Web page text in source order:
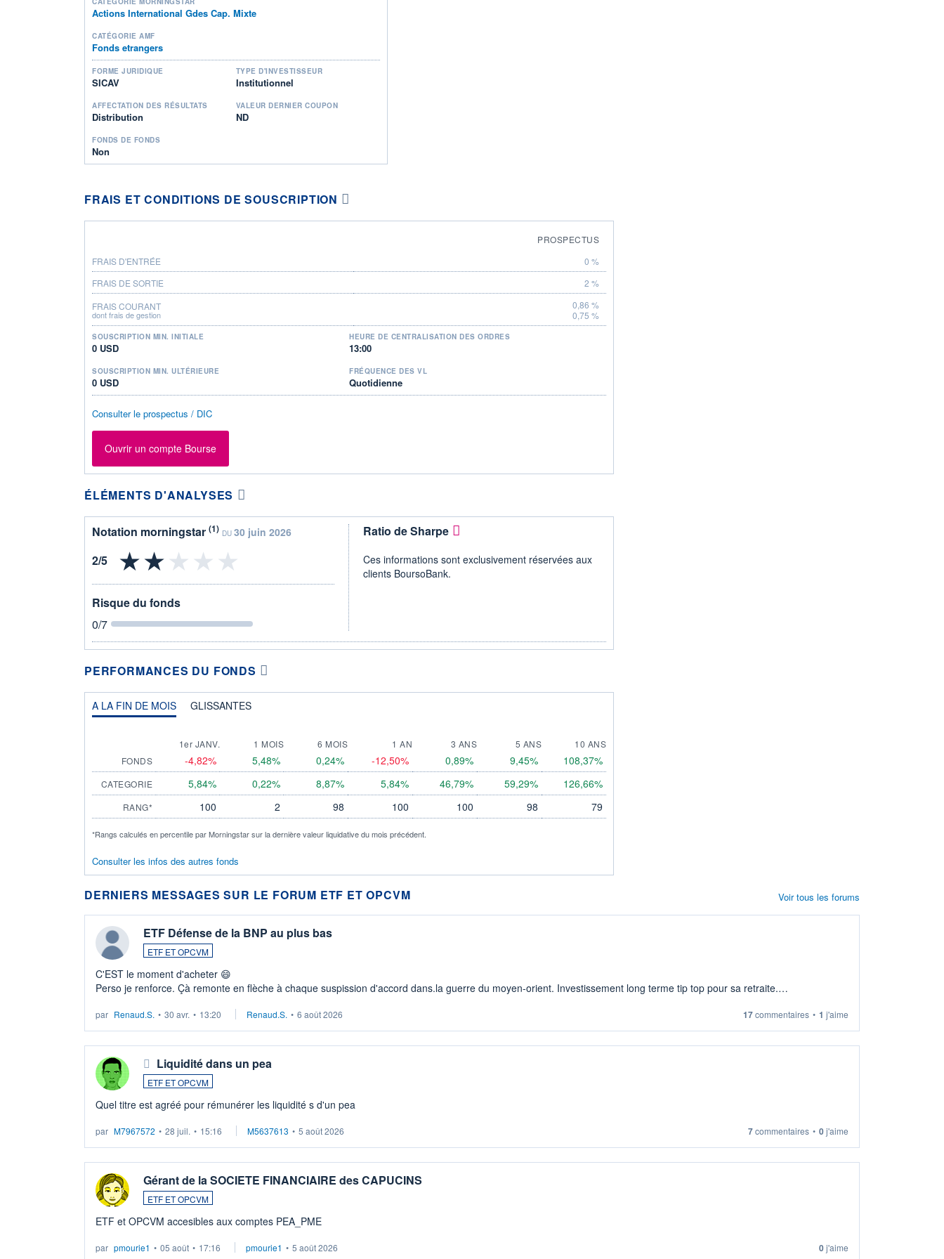
Actions International Gdes Cap. Mixte
CATÉGORIE AMF
Fonds etrangers
FORME JURIDIQUE
SICAV
TYPE D'INVESTISSEUR
Institutionnel
AFFECTATION DES RÉSULTATS
Distribution
VALEUR DERNIER COUPON
ND
FONDS DE FONDS
Non
FRAIS ET CONDITIONS DE SOUSCRIPTION
PROSPECTUS
FRAIS D'ENTRÉE
0 %
FRAIS DE SORTIE
2 %
FRAIS COURANT
dont frais de gestion
0,86 %
0,75 %
SOUSCRIPTION MIN. INITIALE
0 USD
HEURE DE CENTRALISATION DES ORDRES
13:00
SOUSCRIPTION MIN. ULTÉRIEURE
0 USD
FRÉQUENCE DES VL
Quotidienne
Consulter le prospectus / DIC
Ouvrir un compte Bourse
ÉLÉMENTS D'ANALYSES
Notation morningstar (1) DU 30 juin 2026
Risque du fonds
0/7
Ratio de Sharpe
Ces informations sont exclusivement réservées aux
clients BoursoBank.
PERFORMANCES DU FONDS
A LA FIN DE MOIS GLISSANTES
1er JANV. 1 MOIS 6 MOIS 1 AN 3 ANS 5 ANS
10 ANS
FONDS
-4,82% 5,48% 0,24% -12,50% 0,89% 9,45% 108,37%
CATEGORIE 5,84% 0,22% 8,87% 5,84% 46,79% 59,29% 126,66%
RANG* 100 2 98 100 100 98 79
*Rangs calculés en percentile par Morningstar sur la dernière valeur liquidative du mois précédent.
Consulter les infos des autres fonds
DERNIERS MESSAGES SUR LE FORUM ETF ET OPCVM
ETF Défense de la BNP au plus bas
ETF ET OPCVM
C'EST le moment d'acheter 😄​
Perso je renforce. Çà remonte en flèche à chaque suspission d'accord dans.la guerre du moyen-orient. Investissement long terme tip top pour sa retraite.
par Renaud.S. • 30 avr. • 13:20 Renaud.S. • 6 août 2026 17commentaires • 1 j'aime
Liquidité dans un pea
ETF ET OPCVM
Quel titre est agréé pour rémunérer les liquidité s d'un pea
par M7967572 • 28 juil. • 15:16 M5637613 • 5 août 2026 7commentaires • 0j'aime
Gérant de la SOCIETE FINANCIAIRE des CAPUCINS
ETF ET OPCVM
ETF et OPCVM accesibles aux comptes PEA_PME
par pmourie1 • 05 août • 17:16 pmourie1 • 5 août 2026 0j'aime
Voir tous les forums